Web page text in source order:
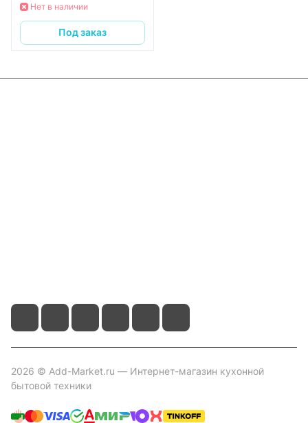
Нет в наличии
Под заказ
2026 © Add-Market.ru — Интернет-магазин кухонной
бытовой техники